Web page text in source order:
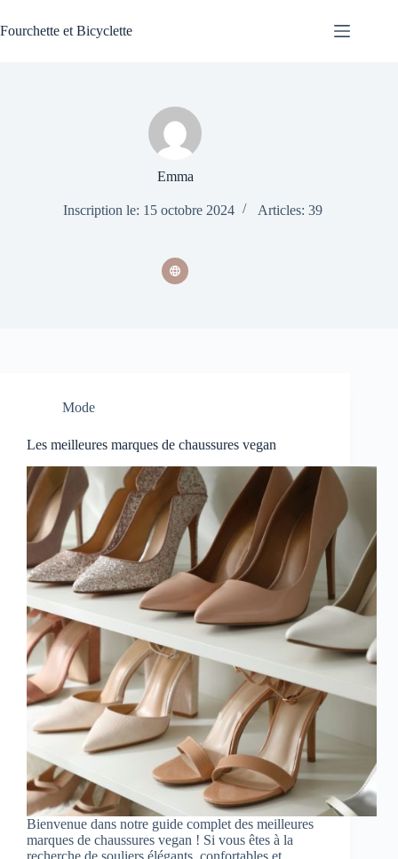
au
contenu
Fourchette et Bicyclette
Emma
Inscription le: 15 octobre 2024 Articles: 39
Mode
Les meilleures marques de chaussures vegan
Bienvenue dans notre guide complet des meilleures
marques de chaussures vegan ! Si vous êtes à la
recherche de souliers élégants, confortables et